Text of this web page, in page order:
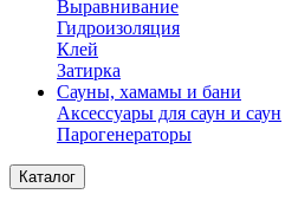
Выравнивание
Гидроизоляция
Клей
Затирка
Сауны, хамамы и бани
Аксессуары для саун и саун
Парогенераторы
Каталог